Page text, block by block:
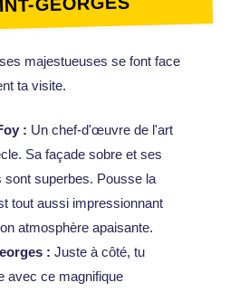
majestueuses se font face
ta visite.
: Un chef-d'œuvre de l'art
Sa façade sobre et ses
sont superbes. Pousse la
tout aussi impressionnant
atmosphère apaisante.
: Juste à côté, tu
avec ce magnifique